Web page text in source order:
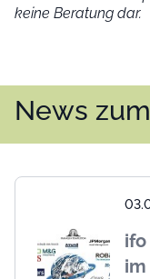
keine Beratung dar.
News